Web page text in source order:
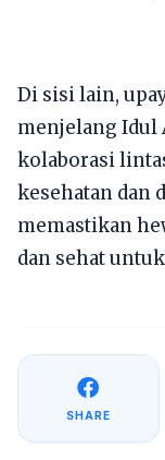
Di sisi lain,
menjelang Idul
kolaborasi
kesehatan dan
memastikan
dan sehat
SHARE